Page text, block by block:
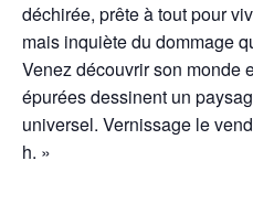
déchirée, prête à tout pour
mais inquiète du dommage
Venez découvrir son monde
épurées dessinent un
universel. Vernissage le
h. »